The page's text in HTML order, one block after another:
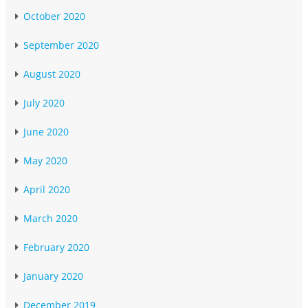
October 2020
September 2020
August 2020
July 2020
June 2020
May 2020
April 2020
March 2020
February 2020
January 2020
December 2019